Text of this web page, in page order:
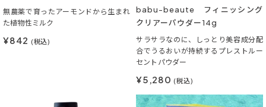
無農薬で育ったアーモンドから生まれ
た植物性ミルク
¥842 (税込)
babu-beaute フィニッシング
クリアーパウダー14g
サラサラなのに、しっとり美容成分配
合でうるおいが持続するプレストルー
セントパウダー
¥5,280 (税込)